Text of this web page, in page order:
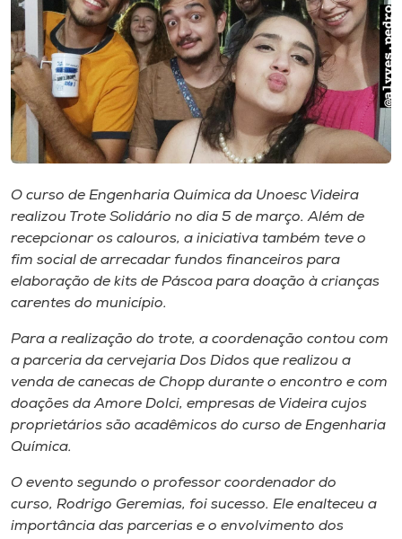
CPA
Biblioteca
Editora
Rádio
Museu
Unoesc
Store
Selecione
o idioma
A+
A-
O curso de Engenharia Química da Unoesc Videira
realizou Trote Solidário no dia 5 de março. Além de
recepcionar os calouros, a iniciativa também teve o
fim social de arrecadar fundos financeiros para
elaboração de kits de Páscoa para doação à crianças
carentes do município.
Para a realização do trote, a coordenação contou com
a parceria da cervejaria Dos Didos que realizou a
venda de canecas de Chopp durante o encontro e com
doações da Amore Dolci, empresas de Videira cujos
proprietários são acadêmicos do curso de Engenharia
Química.
O evento segundo o professor coordenador do
curso, Rodrigo Geremias, foi sucesso. Ele enalteceu a
importância das parcerias e o envolvimento dos